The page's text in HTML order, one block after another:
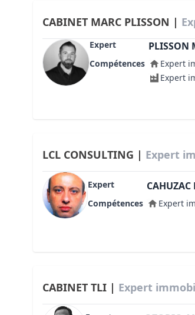
CABINET MARC PLISSON |
Expert PLISSON
Compétences
Expert
Expert
LCL CONSULTING | Expert
Expert CAHUZAC
Compétences Expert
CABINET TLI | Expert